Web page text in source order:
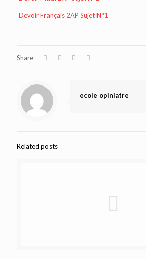
Devoir Français 2AP Sujet N°1
Share
ecole opiniatre
Related posts